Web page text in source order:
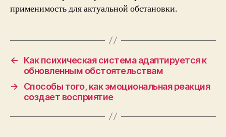
применимость для актуальной обстановки.
←
Как психическая система адаптируется к
обновленным обстоятельствам
→
Способы того, как эмоциональная реакция
создает восприятие